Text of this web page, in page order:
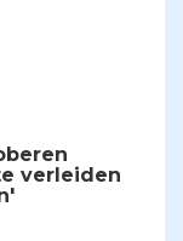
verleiden